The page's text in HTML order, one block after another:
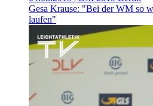
Gesa Krause: "Bei der WM so
laufen"